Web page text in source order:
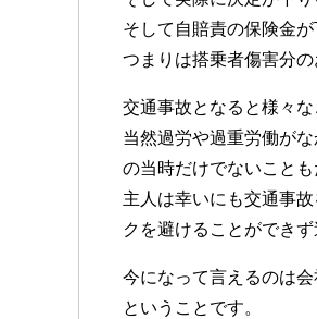
そして自賠責の保険金
つまりは搭乗者傷害分
交通事故となると様々な
当然過労や過重労働が
の当時だけでないこと
主人は幸いにも交通事
クを避けることができ
今になって言えるのは
ということです。